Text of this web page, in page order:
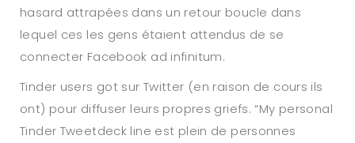
hasard attrapées dans un retour boucle dans
lequel ces les gens étaient attendus de se
connecter Facebook ad infinitum.
Tinder users got sur Twitter (en raison de cours ils
ont) pour diffuser leurs propres griefs. “My personal
Tinder Tweetdeck line est plein de personnes